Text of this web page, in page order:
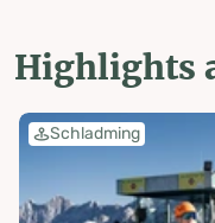
Highlights
Schladming